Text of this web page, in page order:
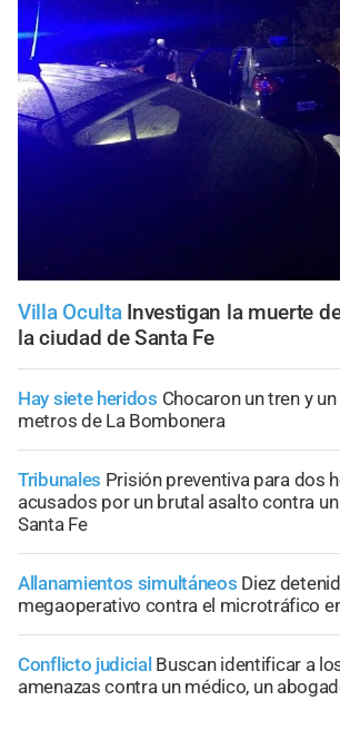
Villa Oculta Investigan la muerte
la ciudad de Santa Fe
Hay siete heridos Chocaron un tren y
metros de La Bombonera
Tribunales Prisión preventiva para dos
acusados por un brutal asalto contra
Santa Fe
Allanamientos simultáneos Diez
megaoperativo contra el microtráfico
Conflicto judicial Buscan identificar a
amenazas contra un médico, un